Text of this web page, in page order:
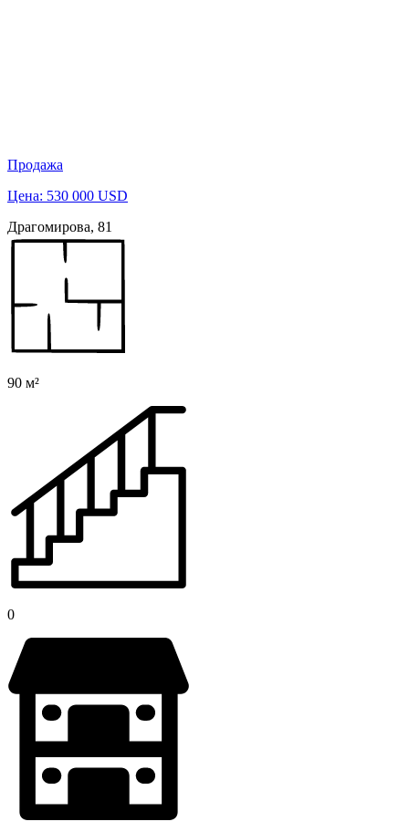
Продажа
Цена: 530 000 USD
Драгомирова, 81
90 м²
0